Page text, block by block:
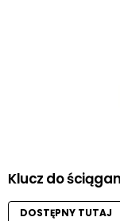
Klucz do
DOSTĘPNY TUTAJ